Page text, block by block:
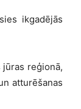
ikgadējās
reģionā,
atturēšanas